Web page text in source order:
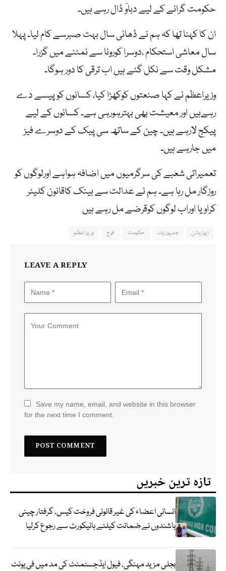
حکومت گرانے کے لیے دباوَ ڈال رہے ہیں۔
ان کا کہنا تھا کہ ہم نے ڈھائی سال بہت صبرسے کام لیا۔ پہلا
سال معاشی استحکام ،دوسرا کورونا سے نمٹنے میں گزرا۔
مشکل وقت سے نکل گئے ہیں اب ترقی کا دور ہوگا۔
وزیراعظم نے کہا صنعتوں کوکھڑا کیا، کسانوں کوپیسے دے
رہےہیں اور معیشت بھی بہترہورہی ہے۔ کسانوں کے لیے
پیکج لارہے ہیں۔ چین کے ساتھ سی پیک کے دوسرے فیز
میں جارہے ہیں۔
تعمیراتی شعبے کی سرگرمیوں میں اضافہ ہواہے اورلوگوں کو
روزگار مل رہا ہے۔ ہم نے عدالت سے بینک کاقانون کلیئر
کراویا اوراب لوگوں کوقرضے مل رہے ہیں
اپوزیشن جمہوریت حکومت فوج وزیراعظم
LEAVE A REPLY
Save my name, email, and website in this browser
for the next time I comment.
تازہ ترین خبریں
انسانی اعضاء کی غیر قانونی فروخت کیس، گرفتار چینی
باشندوں نے ضمانت کیلئے ہائیکورٹ سے رجوع کرلیا
بجلی مزید مہنگی، فیول ایڈجسٹمنٹ کی مد میں فی یونٹ